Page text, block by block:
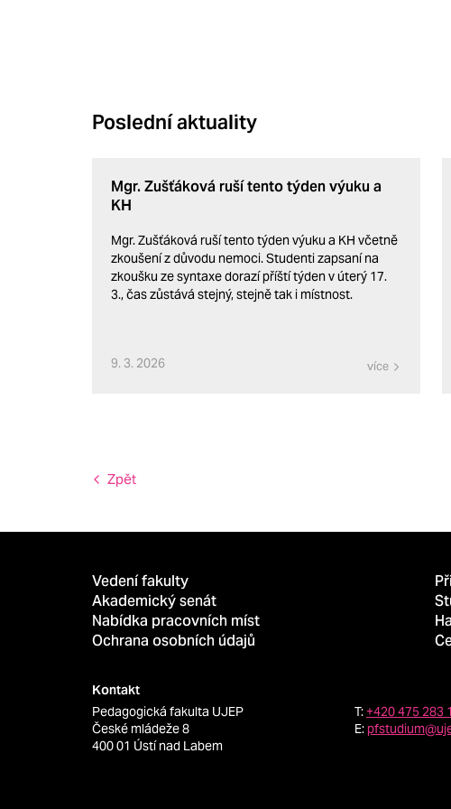
Poslední aktuality
Mgr. Zušťáková ruší tento týden výuku a
KH
Mgr. Zušťáková ruší tento týden výuku a KH včetně
zkoušení z důvodu nemoci. Studenti zapsaní na
zkoušku ze syntaxe dorazí příští týden v úterý 17.
3., čas zůstává stejný, stejně tak i místnost.
9. 3. 2026 více
Zpět
Vedení fakulty
Akademický senát
Nabídka pracovních míst
Ochrana osobních údajů
Kontakt
Pedagogická fakulta UJEP
České mládeže 8
400 01 Ústí nad Labem
T:+420 475 283
E: